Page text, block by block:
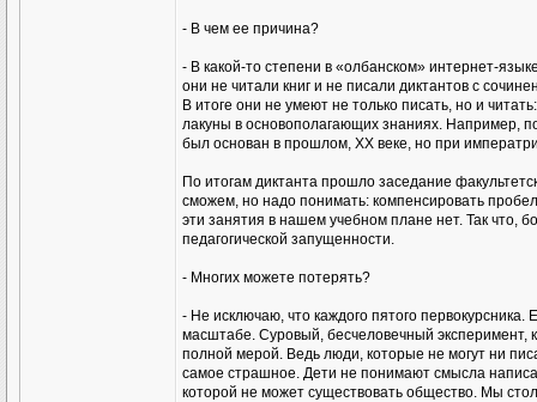
- В чем ее причина?
- В какой-то степени в «олбанском» интернет-
они не читали книг и не писали диктантов с
В итоге они не умеют не только писать, но и
лакуны в основополагающих знаниях. Например,
был основан в прошлом, ХХ веке, но при
По итогам диктанта прошло заседание
сможем, но надо понимать: компенсировать
эти занятия в нашем учебном плане нет. Так что,
педагогической запущенности.
- Многих можете потерять?
- Не исключаю, что каждого пятого
масштабе. Суровый, бесчеловечный
полной мерой. Ведь люди, которые не могут ни
самое страшное. Дети не понимают смысла
которой не может существовать общество. Мы